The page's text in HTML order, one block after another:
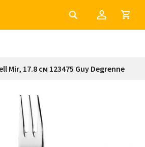
Mir, 17.8 см 123475 Guy Degrenne